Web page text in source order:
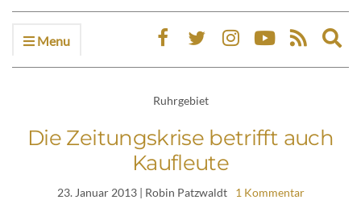
Menu
Ruhrgebiet
Die Zeitungskrise betrifft auch
Kaufleute
23. Januar 2013| Robin Patzwaldt 1 Kommentar